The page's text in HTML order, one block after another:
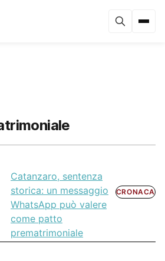
Catanzaro, sentenza
storica: un messaggio
WhatsApp può valere
come patto
prematrimoniale
CRONACA